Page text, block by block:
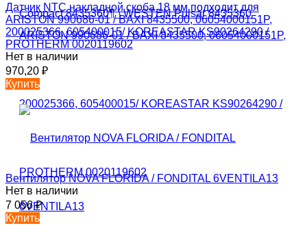
Датчик NTC накладной скоба 18 мм подходит для
ARISTON 990686-01 / BAXI 8435500, 06054000151P,
200025366, 605400015/ KOREASTAR KS90264290 /
PROTHERM 0020119602
Нет в наличии
970,20 ₽
Купить
Вентилятор NOVA FLORIDA / FONDITAL 6VENTILA13
Нет в наличии
7 056₽
Купить